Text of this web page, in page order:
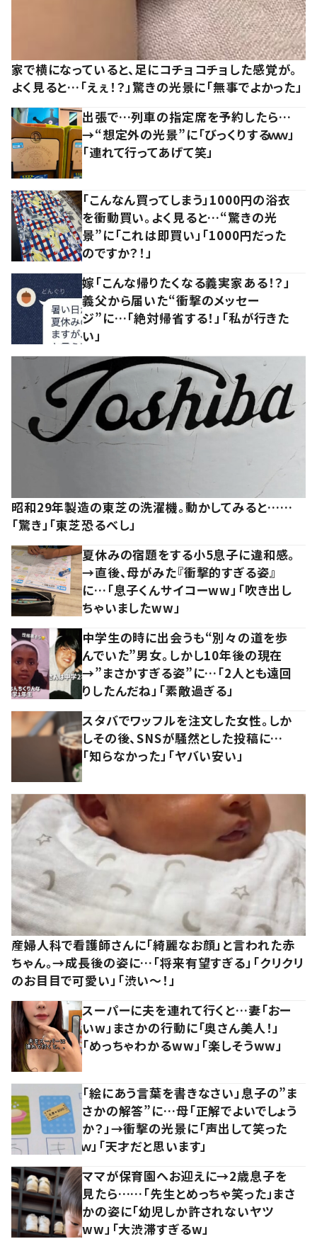
家で横になっていると、足にコチョコチョした感覚が。
よく見ると…「えぇ！？」驚きの光景に「無事でよかった」
出張で…列車の指定席を予約したら…
→“想定外の光景”に「びっくりするｗｗ」
「連れて行ってあげて笑」
「こんなん買ってしまう」1000円の浴衣
を衝動買い。よく見ると…“驚きの光
景”に「これは即買い」「1000円だった
のですか？！」
嫁「こんな帰りたくなる義実家ある！？」
義父から届いた“衝撃のメッセー
ジ”に…「絶対帰省する！」「私が行きた
い」
昭和29年製造の東芝の洗濯機。動かしてみると……
「驚き」「東芝恐るべし」
夏休みの宿題をする小5息子に違和感。
→直後、母がみた『衝撃的すぎる姿』
に…「息子くんサイコーww」「吹き出し
ちゃいましたww」
中学生の時に出会うも“別々の道を歩
んでいた”男女。しかし10年後の現在
→”まさかすぎる姿”に…「2人とも遠回
りしたんだね」「素敵過ぎる」
スタバでワッフルを注文した女性。しか
しその後、SNSが騒然とした投稿に…
「知らなかった」「ヤバい安い」
産婦人科で看護師さんに「綺麗なお顔」と言われた赤
ちゃん。→成長後の姿に…「将来有望すぎる」「クリクリ
のお目目で可愛い」「渋い～！」
スーパーに夫を連れて行くと…妻「おー
いw」まさかの行動に「奥さん美人！」
「めっちゃわかるww」「楽しそうww」
「絵にあう言葉を書きなさい」息子の”ま
さかの解答”に…母「正解でよいでしょう
か？」→衝撃の光景に「声出して笑った
ｗ」「天才だと思います」
ママが保育園へお迎えに→2歳息子を
見たら……「先生とめっちゃ笑った」まさ
かの姿に「幼児しか許されないヤツ
ww」「大渋滞すぎるw」